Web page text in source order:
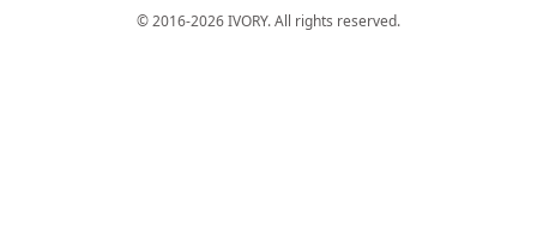
© 2016-2026 IVORY. All rights reserved.